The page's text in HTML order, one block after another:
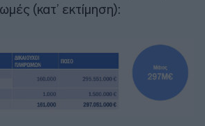
(κατ’ εκτίμηση):